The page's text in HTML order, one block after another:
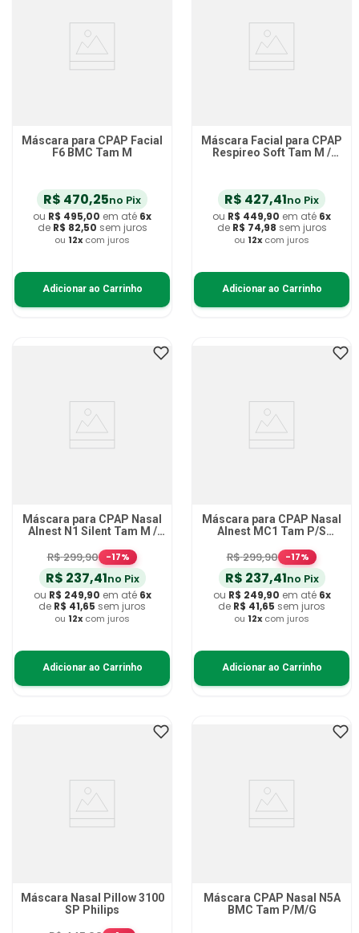
Máscara para CPAP Facial
F6 BMC Tam M
R$ 470,25no Pix
ou R$ 495,00 em até 6x
de R$ 82,50 sem juros
ou 12x com juros
Adicionar ao Carrinho
Máscara Facial para CPAP
Respireo Soft Tam M /
R$ 427,41no Pix
ou R$ 449,90 em até 6x
de R$ 74,98 sem juros
ou 12x com juros
Adicionar ao Carrinho
Máscara para CPAP Nasal
Alnest N1 Silent Tam M /
R$299,90 -17%
R$ 237,41no Pix
ou R$ 249,90 em até 6x
de R$ 41,65 sem juros
ou 12x com juros
Adicionar ao Carrinho
Máscara para CPAP Nasal
Alnest MC1 Tam P/S
R$299,90 -17%
R$ 237,41no Pix
ou R$ 249,90 em até 6x
de R$ 41,65 sem juros
ou 12x com juros
Adicionar ao Carrinho
Máscara Nasal Pillow 3100
SP Philips
Máscara CPAP Nasal N5A
BMC Tam P/M/G